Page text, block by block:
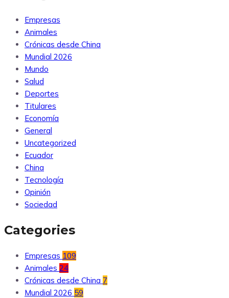
Empresas
Animales
Crónicas desde China
Mundial 2026
Mundo
Salud
Deportes
Titulares
Economía
General
Uncategorized
Ecuador
China
Tecnología
Opinión
Sociedad
Categories
Empresas 109
Animales 24
Crónicas desde China 7
Mundial 2026 59